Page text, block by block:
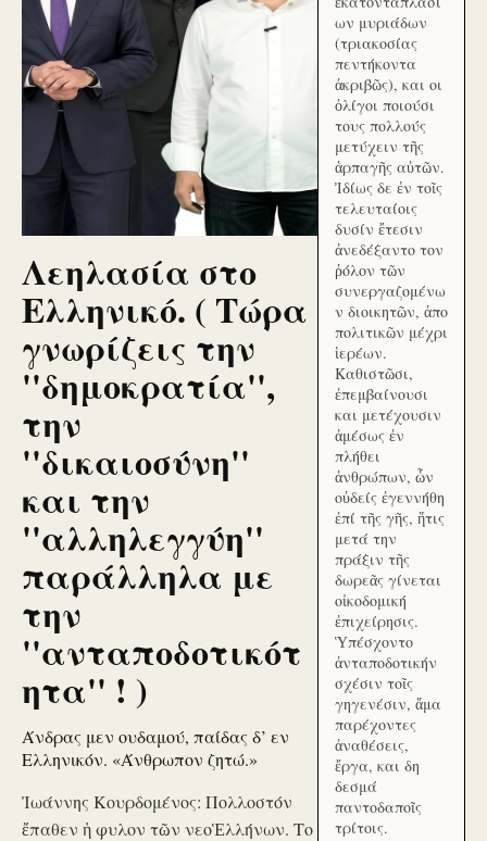
Λεηλασία στο
Ελληνικό. ( Τώρα
γνωρίζεις την
''δημοκρατία'',
την
''δικαιοσύνη''
και την
''αλληλεγγύη''
παράλληλα με
την
''ανταποδοτικότ
ητα'' ! )
Άνδρας μεν ουδαμού, παίδας δ’ εν
Ελληνικόν. «Άνθρωπον ζητώ.»
Ἰωάννης Κουρδομένος: Πολλοστόν
ἔπαθεν ἡ φυλον τῶν νεοἙλλήνων. Το
ων μυριάδων
(τριακοσίας
πεντήκοντα
ἀκριβῶς), και οι
ὀλίγοι ποιούσι
τους πολλούς
μετύχειν τῆς
ἁρπαγῆς αὐτῶν.
Ἰδίως δε ἐν τοῖς
τελευταίοις
δυσίν ἔτεσιν
ἀνεδέξαντο τον
ῥόλον τῶν
συνεργαζομένω
ν διοικητῶν, ἀπο
πολιτικῶν μέχρι
ἱερέων.
Καθιστῶσι,
ἐπεμβαίνουσι
και μετέχουσιν
ἀμέσως ἐν
πλήθει
ἀνθρώπων, ὧν
οὐδείς ἐγεννήθη
ἐπί τῆς γῆς, ἥτις
μετά την
πράξιν τῆς
δωρεᾶς γίνεται
οἰκοδομική
ἐπιχείρησις.
Ὑπέσχοντο
ἀνταποδοτικήν
σχέσιν τοῖς
γηγενέσιν, ἅμα
παρέχοντες
ἀναθέσεις,
ἔργα, και δη
δεσμά
παντοδαποῖς
τρίτοις.